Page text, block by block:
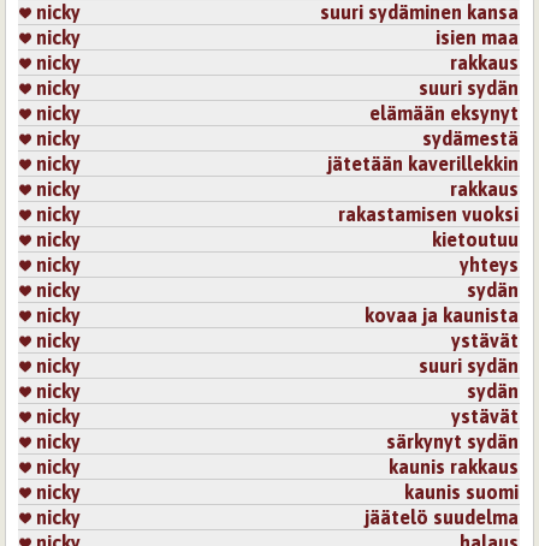
nicky
suuri sydäminen kansa
nicky
isien maa
nicky
rakkaus
nicky
suuri sydän
nicky
elämään eksynyt
nicky
sydämestä
nicky
jätetään kaverillekkin
nicky
rakkaus
nicky
rakastamisen vuoksi
nicky
kietoutuu
nicky
yhteys
nicky
sydän
nicky
kovaa ja kaunista
nicky
ystävät
nicky
suuri sydän
nicky
sydän
nicky
ystävät
nicky
särkynyt sydän
nicky
kaunis rakkaus
nicky
kaunis suomi
nicky
jäätelö suudelma